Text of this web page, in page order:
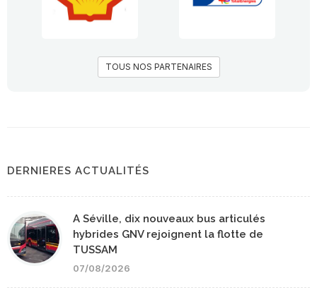
TOUS NOS PARTENAIRES
DERNIERES ACTUALITÉS
A Séville, dix nouveaux bus articulés
hybrides GNV rejoignent la flotte de
TUSSAM
07/08/2026